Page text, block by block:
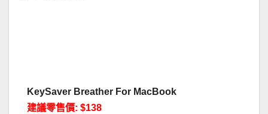
KeySaver Breather For MacBook
建議零售價: $138